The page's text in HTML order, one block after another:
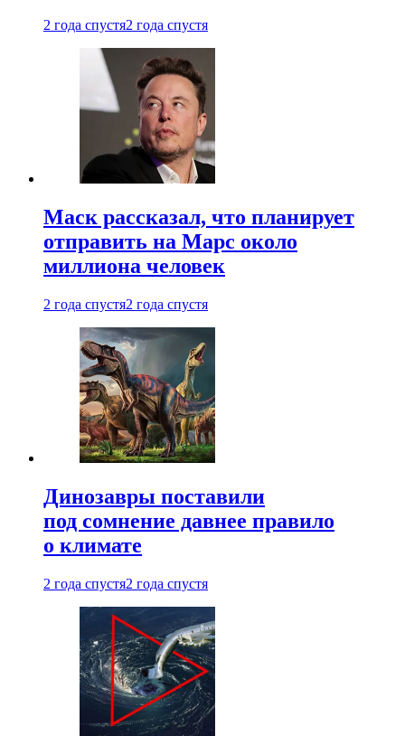
2 года спустя2 года спустя
Маск рассказал, что планирует
отправить на Марс около
миллиона человек
2 года спустя2 года спустя
Динозавры поставили
под сомнение давнее правило
о климате
2 года спустя2 года спустя